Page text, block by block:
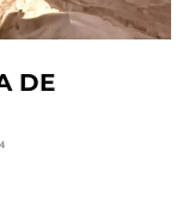
DE